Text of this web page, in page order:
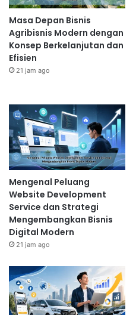
Masa Depan Bisnis
Agribisnis Modern dengan
Konsep Berkelanjutan dan
Efisien
21 jam ago
Mengenal Peluang
Website Development
Service dan Strategi
Mengembangkan Bisnis
Digital Modern
21 jam ago